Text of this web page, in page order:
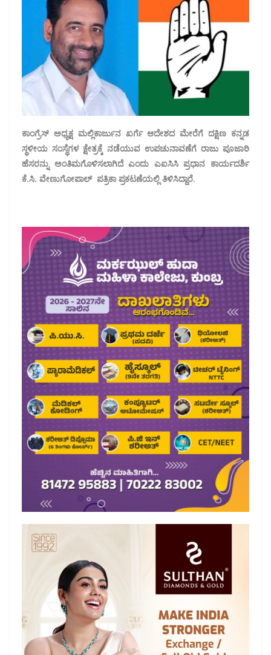
ಕಾಂಗ್ರೆಸ್‌ ಅಧ್ಯಕ್ಷ ಮಲ್ಲಿಕಾರ್ಜುನ ಖರ್ಗೆ ಆದೇಶದ ಮೇರೆಗೆ ದಕ್ಷಿಣ ಕನ್ನಡ
ಸ್ಥಳೀಯ ಸಂಸ್ಥೆಗಳ ಕ್ಷೇತ್ರಕ್ಕೆ ನಡೆಯುವ ಉಪಚುನಾವಣೆಗೆ ರಾಜು ಪೂಜಾರಿ
ಹೆಸರನ್ನು ಅಂತಿಮಗೊಳಿಸಲಾಗಿದೆ ಎಂದು ಎಐಸಿಸಿ ಪ್ರಧಾನ ಕಾರ್ಯದರ್ಶಿ
ಕೆ.ಸಿ. ವೇಣುಗೋಪಾಲ್‌ ಪತ್ರಿಕಾ ಪ್ರಕಟಣೆಯಲ್ಲಿ ತಿಳಿಸಿದ್ದಾರೆ.